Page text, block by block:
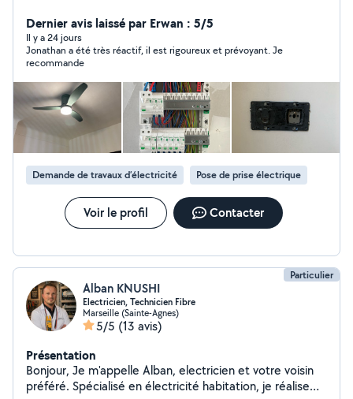
rénovation Dépannage rapide Mise aux normes
Domotique Basé dans le 7ème arrondissement de
Marseille je me déplace dans toute la ville et les
environs. N'hésitez pas à me contacter pour vos travaux
ou dépannages électriques, je vous réponds
rapidement.
Dernier avis laissé par Erwan : 5/5
Il y a 24 jours
Jonathan a été très réactif, il est rigoureux et prévoyant. Je
recommande
Demande de travaux d’électricité Pose de prise électrique
Voir le profil Contacter
Particulier
Alban KNUSHI
Electricien, Technicien Fibre
Marseille (Sainte-Agnes)
5/5 (13 avis)
Présentation
Bonjour, Je m'appelle Alban, electricien et votre voisin
préféré. Spécialisé en électricité habitation, je réalise